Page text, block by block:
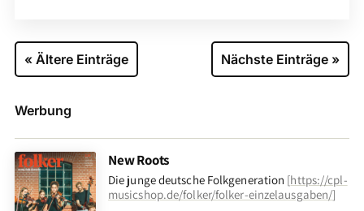
« Ältere Einträge Nächste Einträge »
Werbung
New Roots
Die junge deutsche Folkgeneration [https://cpl-
musicshop.de/folker/folker-einzelausgaben/]